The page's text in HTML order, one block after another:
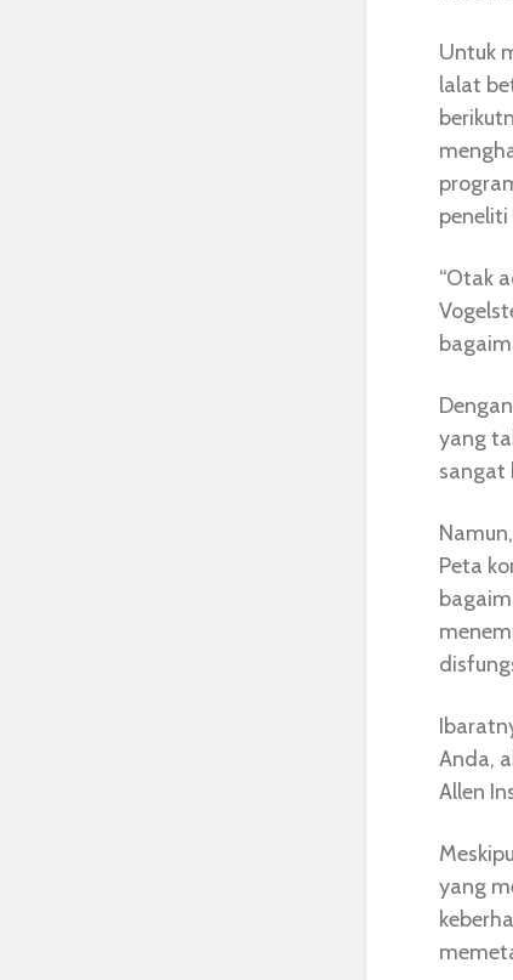
Untuk
lalat
“Otak
yang
sangat
Peta
Anda,
Allen
yang